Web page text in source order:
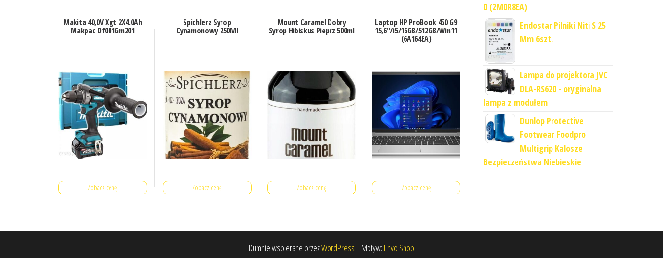
Makita 40,0V Xgt 2X4.0Ah
Makpac Df001Gm201
Zobacz cenę
Spichlerz Syrop
Cynamonowy 250Ml
Zobacz cenę
Mount Caramel Dobry
Syrop Hibiskus Pieprz 500ml
Zobacz cenę
Laptop HP ProBook 450 G9
15,6″/i5/16GB/512GB/Win11
(6A164EA)
Zobacz cenę
0 (2M0R8EA)
Endostar Pilniki Niti S 25
Mm 6szt.
Lampa do projektora JVC
DLA-RS620 - oryginalna
lampa z modułem
Dunlop Protective
Footwear Foodpro
Multigrip Kalosze
Bezpieczeństwa Niebieskie
Dumnie wspierane przezWordPress | Motyw: Envo Shop